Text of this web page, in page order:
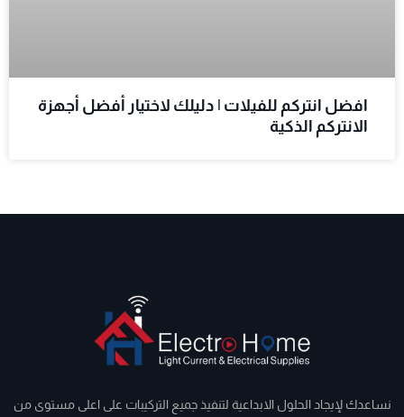
افضل انتركم للفيلات | دليلك لاختيار أفضل أجهزة
الانتركم الذكية
نساعدك لإيجاد الحلول الابداعية لتنفيذ جميع التركيبات على اعلى مستوى من